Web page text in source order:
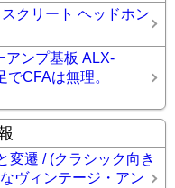
クリート ヘッドホン
アンプ基板 ALX-
でCFAは無理。
変遷 / (クラシック向き
ヴィンテージ・アン